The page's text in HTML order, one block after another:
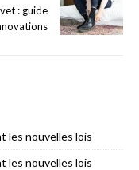
: guide
les nouvelles lois
les nouvelles lois